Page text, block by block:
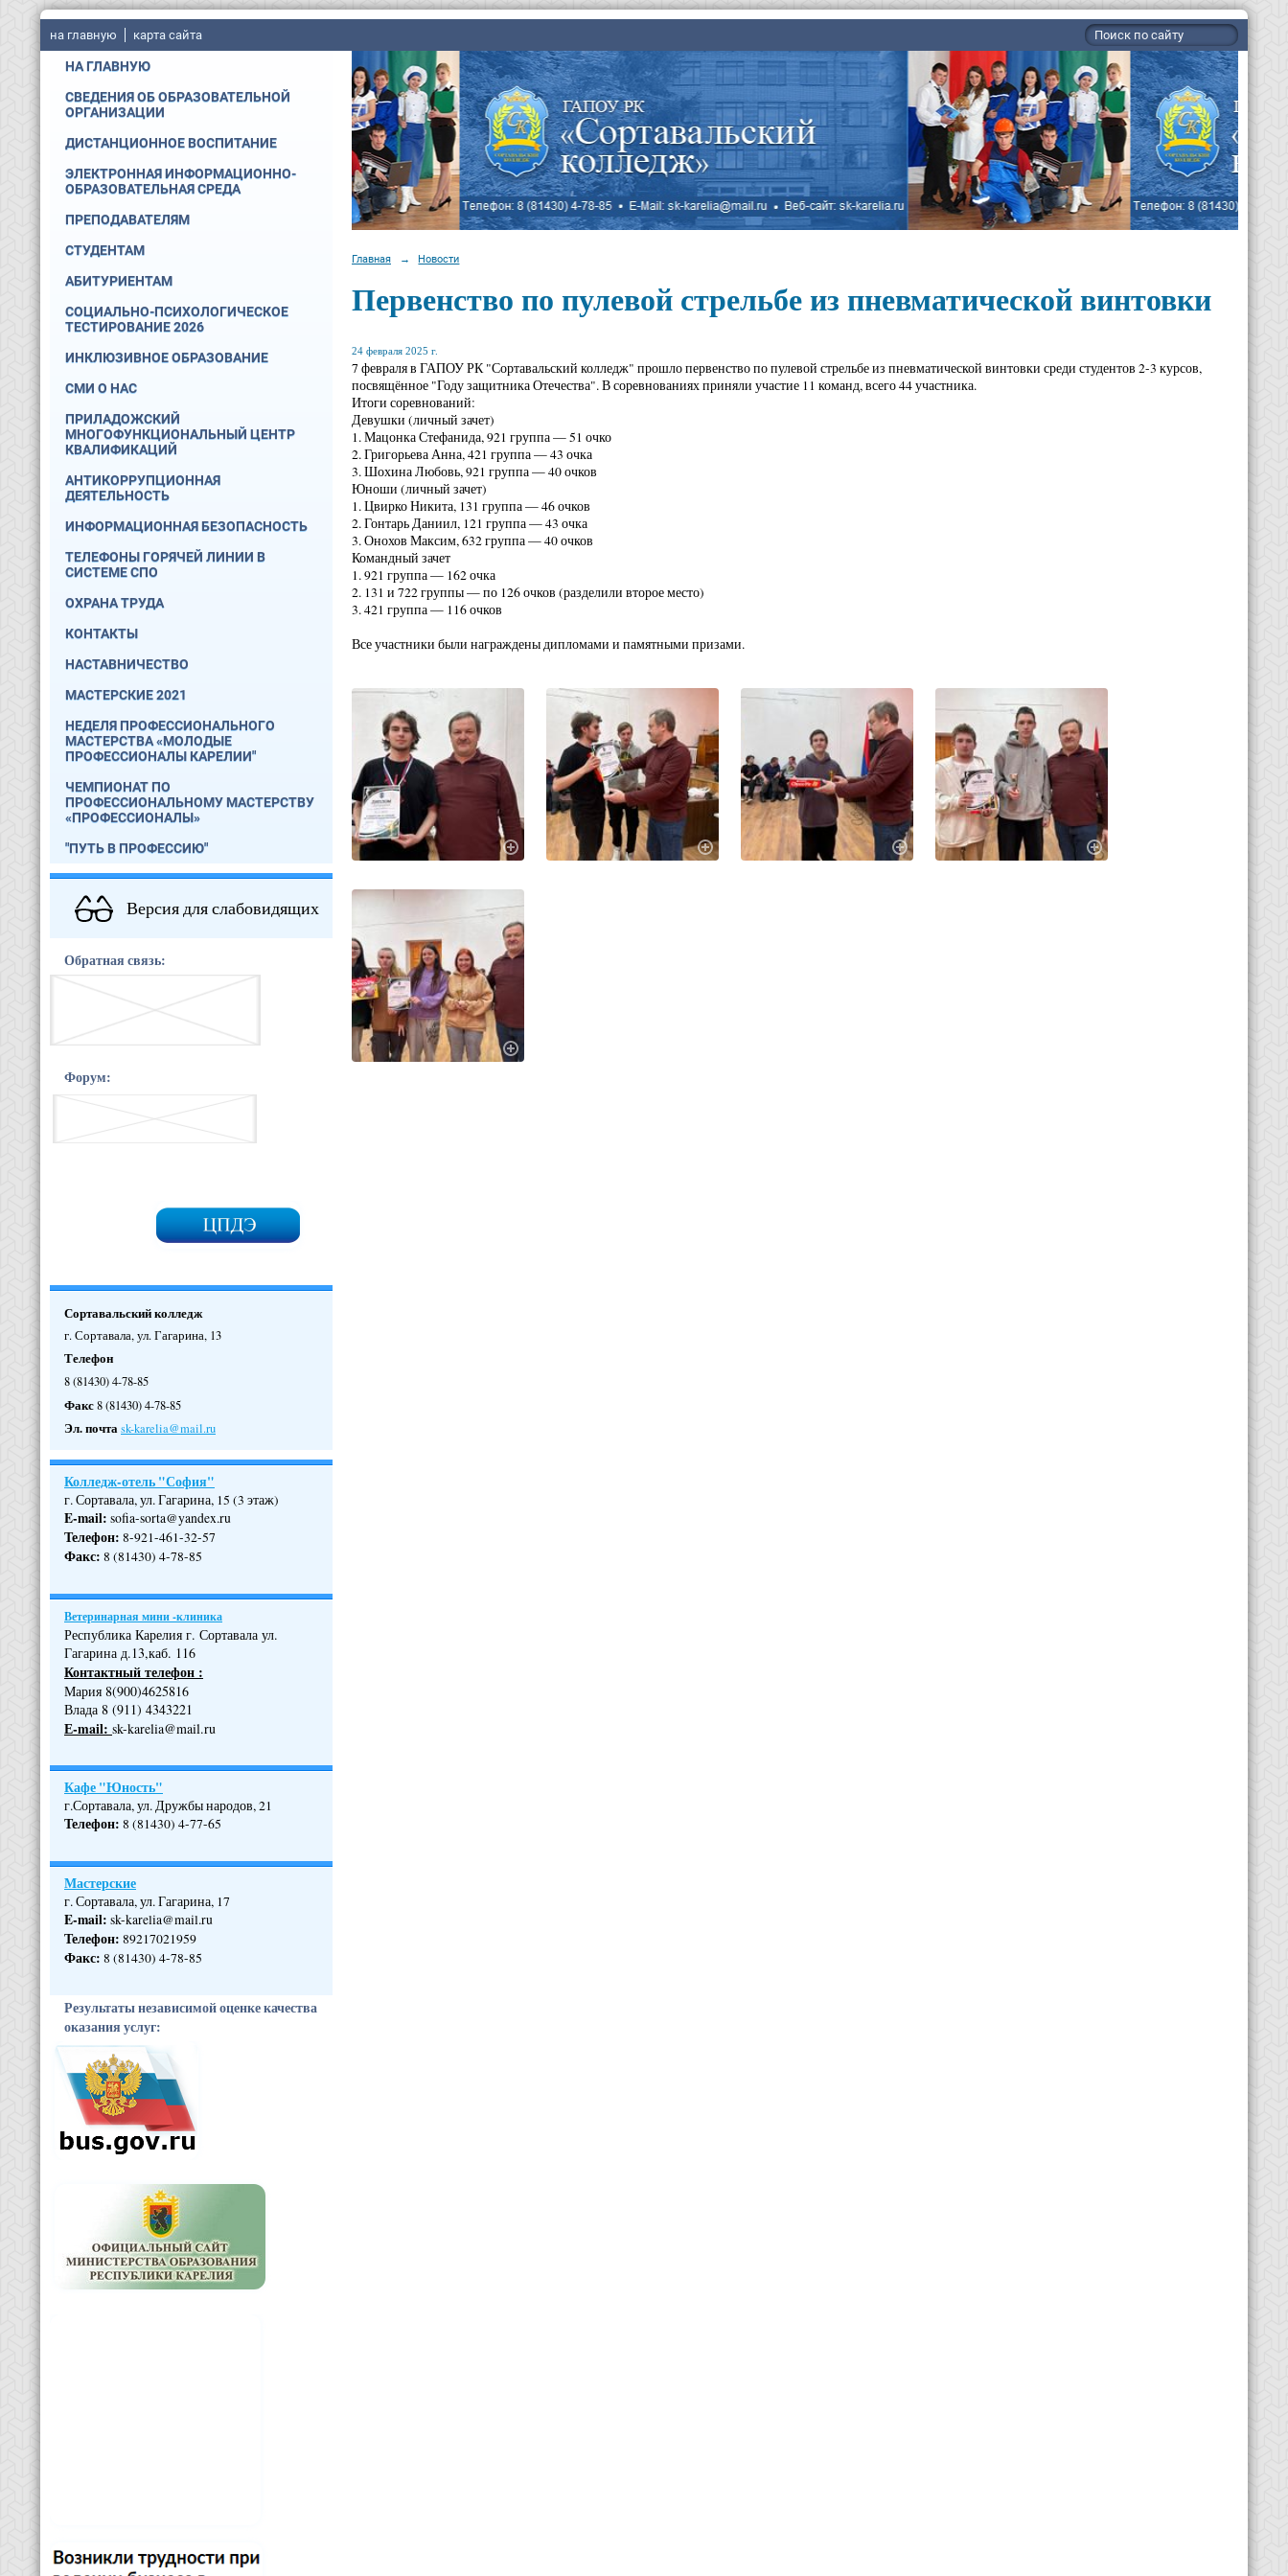
на главную карта сайта
НА ГЛАВНУЮ
СВЕДЕНИЯ ОБ ОБРАЗОВАТЕЛЬНОЙ
ОРГАНИЗАЦИИ
ДИСТАНЦИОННОЕ ВОСПИТАНИЕ
ЭЛЕКТРОННАЯ ИНФОРМАЦИОННО-
ОБРАЗОВАТЕЛЬНАЯ СРЕДА
ПРЕПОДАВАТЕЛЯМ
СТУДЕНТАМ
АБИТУРИЕНТАМ
СОЦИАЛЬНО-ПСИХОЛОГИЧЕСКОЕ
ТЕСТИРОВАНИЕ 2026
ИНКЛЮЗИВНОЕ ОБРАЗОВАНИЕ
СМИ О НАС
ПРИЛАДОЖСКИЙ
МНОГОФУНКЦИОНАЛЬНЫЙ ЦЕНТР
КВАЛИФИКАЦИЙ
АНТИКОРРУПЦИОННАЯ
ДЕЯТЕЛЬНОСТЬ
ИНФОРМАЦИОННАЯ БЕЗОПАСНОСТЬ
ТЕЛЕФОНЫ ГОРЯЧЕЙ ЛИНИИ В
СИСТЕМЕ СПО
ОХРАНА ТРУДА
КОНТАКТЫ
НАСТАВНИЧЕСТВО
МАСТЕРСКИЕ 2021
НЕДЕЛЯ ПРОФЕССИОНАЛЬНОГО
МАСТЕРСТВА «МОЛОДЫЕ
ПРОФЕССИОНАЛЫ КАРЕЛИИ"
ЧЕМПИОНАТ ПО
ПРОФЕССИОНАЛЬНОМУ МАСТЕРСТВУ
«ПРОФЕССИОНАЛЫ»
"ПУТЬ В ПРОФЕССИЮ"
Версия для слабовидящих
Обратная связь:
Форум:
Сортавальский колледж
г. Сортавала, ул. Гагарина, 13
Телефон
8 (81430) 4-78-85
Факс8 (81430) 4-78-85
Эл. почтаsk-karelia@mail.ru
Колледж-отель "София"
г. Сортавала, ул. Гагарина, 15 (3 этаж)
E-mail: sofia-sorta@yandex.ru
Телефон: 8-921-461-32-57
Факс: 8 (81430) 4-78-85
Ветеринарная мини -клиника
Республика Карелия г. Сортавала ул.
Гагарина д.13,каб. 116
Контактный телефон :
Мария 8(900)4625816
Влада 8 (911) 4343221
Е-mail: sk-karelia@mail.ru
Кафе "Юность"
г.Сортавала, ул. Дружбы народов, 21
Телефон: 8 (81430) 4-77-65
Мастерские
г. Сортавала, ул. Гагарина, 17
E-mail: sk-karelia@mail.ru
Телефон: 89217021959
Факс: 8 (81430) 4-78-85
Результаты независимой оценке качества
оказания услуг:
Главная → Новости
Первенство по пулевой стрельбе из пневматической винтовки
24 февраля 2025 г.
7 февраля в ГАПОУ РК "Сортавальский колледж" прошло первенство по пулевой стрельбе из пневматической винтовки среди студентов 2-3 курсов,
посвящённое "Году защитника Отечества". В соревнованиях приняли участие 11 команд, всего 44 участника.
Итоги соревнований:
Девушки (личный зачет)
1. Мацонка Стефанида, 921 группа — 51 очко
2. Григорьева Анна, 421 группа — 43 очка
3. Шохина Любовь, 921 группа — 40 очков
Юноши (личный зачет)
1. Цвирко Никита, 131 группа — 46 очков
2. Гонтарь Даниил, 121 группа — 43 очка
3. Онохов Максим, 632 группа — 40 очков
Командный зачет
1. 921 группа — 162 очка
2. 131 и 722 группы — по 126 очков (разделили второе место)
3. 421 группа — 116 очков
Все участники были награждены дипломами и памятными призами.